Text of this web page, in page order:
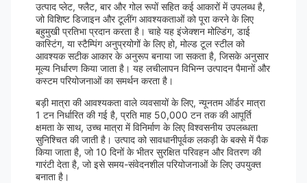
उत्पाद प्लेट, फ्लैट, बार और गोल रूपों सहित कई आकारों में उपलब्ध है,
जो विशिष्ट डिजाइन और टूलींग आवश्यकताओं को पूरा करने के लिए
बहुमुखी प्रतिभा प्रदान करता है। चाहे यह इंजेक्शन मोल्डिंग, डाई
कास्टिंग, या स्टैम्पिंग अनुप्रयोगों के लिए हो, मोल्ड टूल स्टील को
आवश्यक सटीक आकार के अनुरूप बनाया जा सकता है, जिसके अनुसार
मूल्य निर्धारण किया जाता है। यह लचीलापन विभिन्न उत्पादन पैमानों और
कस्टम परियोजनाओं का समर्थन करता है।
बड़ी मात्रा की आवश्यकता वाले व्यवसायों के लिए, न्यूनतम ऑर्डर मात्रा
1 टन निर्धारित की गई है, प्रति माह 50,000 टन तक की आपूर्ति
क्षमता के साथ, उच्च मात्रा में विनिर्माण के लिए विश्वसनीय उपलब्धता
सुनिश्चित की जाती है। उत्पाद को सावधानीपूर्वक लकड़ी के बक्से में पैक
किया जाता है, जो 10 दिनों के भीतर सुरक्षित परिवहन और वितरण की
गारंटी देता है, जो इसे समय-संवेदनशील परियोजनाओं के लिए उपयुक्त
बनाता है।